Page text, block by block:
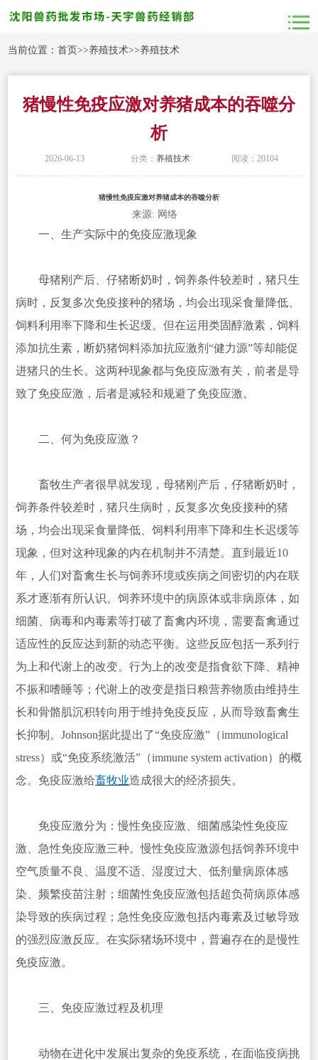
当前位置：首页>>养殖技术>>养殖技术
猪慢性免疫应激对养猪成本的吞噬分
析
2026-06-13 分类： 养殖技术 阅读：20104
猪慢性免疫应激对养猪成本的吞噬分析
来源: 网络
一、生产实际中的免疫应激现象
母猪刚产后、仔猪断奶时，饲养条件较差时，猪只生
病时，反复多次免疫接种的猪场，均会出现采食量降低、
饲料利用率下降和生长迟缓。但在运用类固醇激素，饲料
添加抗生素，断奶猪饲料添加抗应激剂“健力源”等却能促
进猪只的生长。这两种现象都与免疫应激有关，前者是导
致了免疫应激，后者是减轻和规避了免疫应激。
二、何为免疫应激？
畜牧生产者很早就发现，母猪刚产后，仔猪断奶时，
饲养条件较差时，猪只生病时，反复多次免疫接种的猪
场，均会出现采食量降低、饲料利用率下降和生长迟缓等
现象，但对这种现象的内在机制并不清楚。直到最近10
年，人们对畜禽生长与饲养环境或疾病之间密切的内在联
系才逐渐有所认识。饲养环境中的病原体或非病原体，如
细菌、病毒和内毒素等打破了畜禽内环境，需要畜禽通过
适应性的反应达到新的动态平衡。这些反应包括一系列行
为上和代谢上的改变。行为上的改变是指食欲下降、精神
不振和嗜睡等；代谢上的改变是指日粮营养物质由维持生
长和骨骼肌沉积转向用于维持免疫反应，从而导致畜禽生
长抑制。Johnson据此提出了“免疫应激”（immunological
stress）或“免疫系统激活”（immune system activation）的概
念。免疫应激给畜牧业造成很大的经济损失。
免疫应激分为：慢性免疫应激、细菌感染性免疫应
激、急性免疫应激三种。慢性免疫应激源包括饲养环境中
空气质量不良、温度不适、湿度过大、低剂量病原体感
染、频繁疫苗注射；细菌性免疫应激包括超负荷病原体感
染导致的疾病过程；急性免疫应激包括内毒素及过敏导致
的强烈应激反应。在实际猪场环境中，普遍存在的是慢性
免疫应激。
三、免疫应激过程及机理
动物在进化中发展出复杂的免疫系统，在面临疫病挑